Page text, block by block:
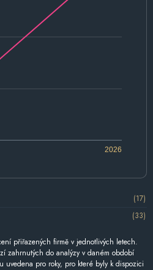
2026
(17)
(33)
přiřazených firmě v jednotlivých letech.
zahrnutých do analýzy v daném období
pro roky, pro které byly k dispozici